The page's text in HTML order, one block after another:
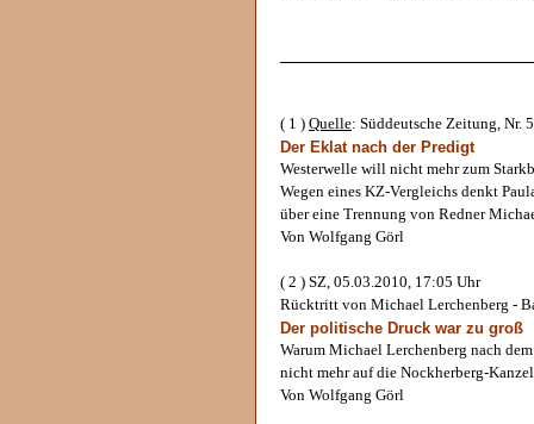
( 1 ) Quelle: Süddeutsche Zeitung, Nr.
Der Eklat nach der Predigt
Westerwelle will nicht mehr zum
Wegen eines KZ-Vergleichs denkt
über eine Trennung von Redner
Von Wolfgang Görl
( 2 ) SZ, 05.03.2010, 17:05 Uhr
Rücktritt von Michael Lerchenberg -
Der politische Druck war zu groß
Warum Michael Lerchenberg nach
nicht mehr auf die Nockherberg-
Von Wolfgang Görl